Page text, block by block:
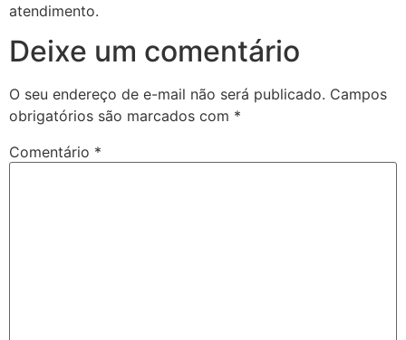
atendimento.
Deixe um comentário
O seu endereço de e-mail não será publicado. Campos
obrigatórios são marcados com *
Comentário *